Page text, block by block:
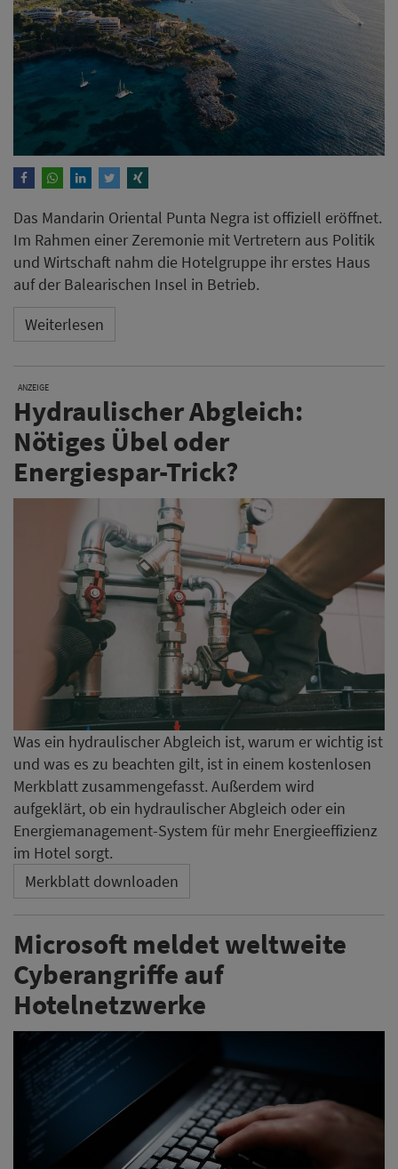
Das Mandarin Oriental Punta Negra ist offiziell eröffnet.
Im Rahmen einer Zeremonie mit Vertretern aus Politik
und Wirtschaft nahm die Hotelgruppe ihr erstes Haus
auf der Balearischen Insel in Betrieb.
Weiterlesen
ANZEIGE
Hydraulischer Abgleich:
Nötiges Übel oder
Energiespar-Trick?
Was ein hydraulischer Abgleich ist, warum er wichtig ist
und was es zu beachten gilt, ist in einem kostenlosen
Merkblatt zusammengefasst. Außerdem wird
aufgeklärt, ob ein hydraulischer Abgleich oder ein
Energiemanagement-System für mehr Energieeffizienz
im Hotel sorgt.
Merkblatt downloaden
Microsoft meldet weltweite
Cyberangriffe auf
Hotelnetzwerke